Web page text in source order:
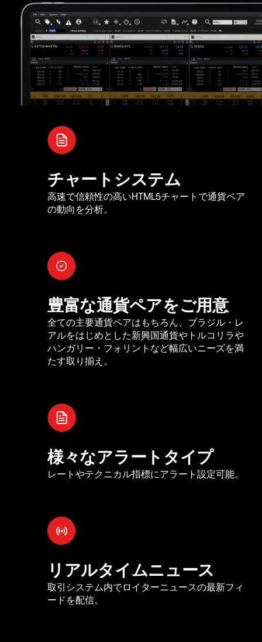
チャートシステム
高速で信頼性の高いHTML5チャートで通貨ペア
の動向を分析。
豊富な通貨ペアをご用意
全ての主要通貨ペアはもちろん、ブラジル・レ
アルをはじめとした新興国通貨やトルコリラや
ハンガリー・フォリントなど幅広いニーズを満
たす取り揃え。
様々なアラートタイプ
レートやテクニカル指標にアラート設定可能。
リアルタイムニュース
取引システム内でロイターニュースの最新フィ
ードを配信。